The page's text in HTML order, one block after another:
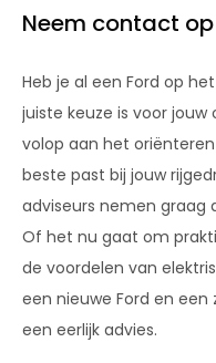
Neem contact
Heb je al een Ford op
juiste keuze is voor
volop aan het
beste past bij jouw
adviseurs nemen graag
Of het nu gaat om
de voordelen van
een nieuwe Ford en een
een eerlijk advies.